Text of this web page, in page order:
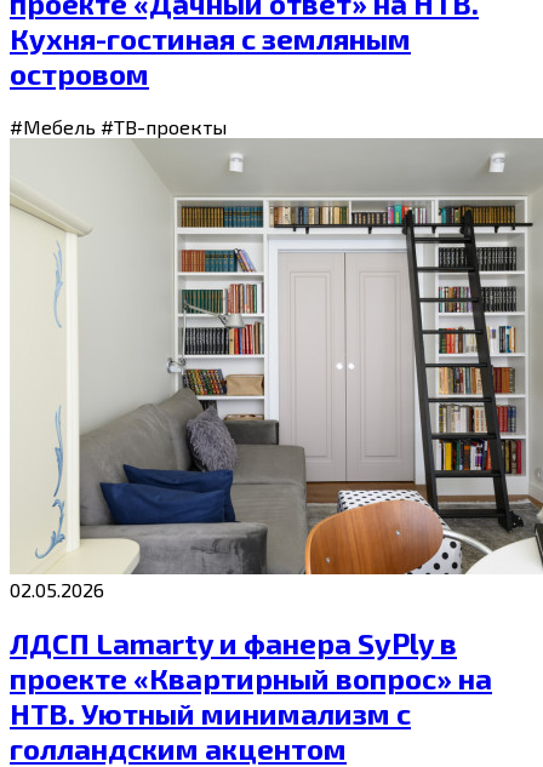
Кухня-гостиная с земляным
островом
#Мебель #ТВ-проекты
02.05.2026
ЛДСП Lamarty и фанера SyPly в
проекте «Квартирный вопрос» на
НТВ. Уютный минимализм с
голландским акцентом